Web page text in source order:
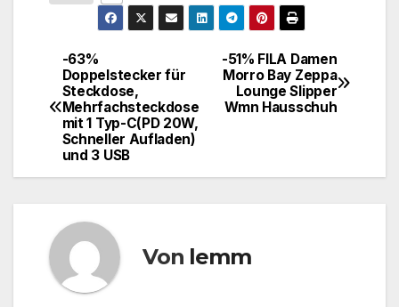
-51% FILA Damen
Morro Bay Zeppa
Lounge Slipper
Wmn Hausschuh
-63%
Doppelstecker für
Steckdose,
Mehrfachsteckdose
mit 1 Typ-C(PD 20W,
Schneller Aufladen)
und 3 USB
Von lemm